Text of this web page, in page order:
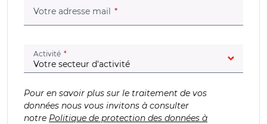
Votre adresse mail (champ obligatoire)
Activité (champ obligatoire)
Pour en savoir plus sur le traitement de vos
données nous vous invitons à consulter
notre Politique de protection des données à